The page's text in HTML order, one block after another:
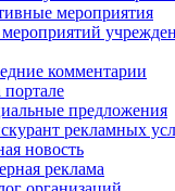
мероприятия
комментарии
портале
предложения
рекламных
новость
реклама